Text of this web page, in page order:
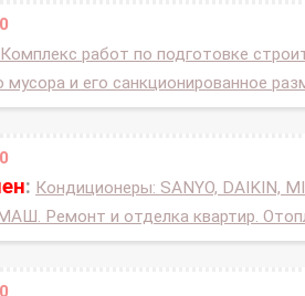
0
Комплекс работ по подготовке
и его санкционированное
0
: Кондиционеры: SANYO, DAIKIN,
Ремонт и отделка квартир.
0